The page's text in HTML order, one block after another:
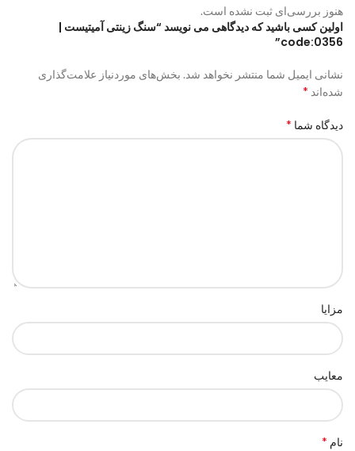
هنوز بررسی‌ای ثبت نشده است.
اولین کسی باشید که دیدگاهی می نویسد “سنگ زینتی آمیتیست |
code:0356”
نشانی ایمیل شما منتشر نخواهد شد. بخش‌های موردنیاز علامت‌گذاری
شده‌اند *
دیدگاه شما *
مزایا
معایب
نام *